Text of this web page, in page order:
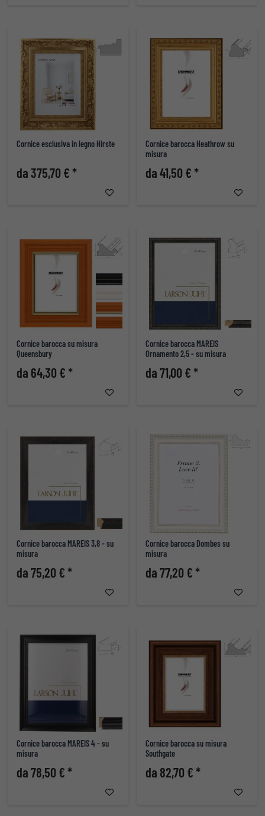
Cornice esclusiva in legno Hirste
da 375,70 € *
Cornice barocca Heathrow su
misura
da 41,50 € *
Cornice barocca su misura
Queensbury
da 64,30 € *
Cornice barocca MAREIS
Ornamento 2,5 - su misura
da 71,00 € *
Cornice barocca MAREIS 3,8 - su
misura
da 75,20 € *
Cornice barocca Dombes su
misura
da 77,20 € *
Cornice barocca MAREIS 4 - su
misura
da 78,50 € *
Cornice barocca su misura
Southgate
da 82,70 € *